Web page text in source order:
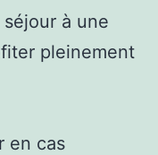
à une
pleinement
en cas